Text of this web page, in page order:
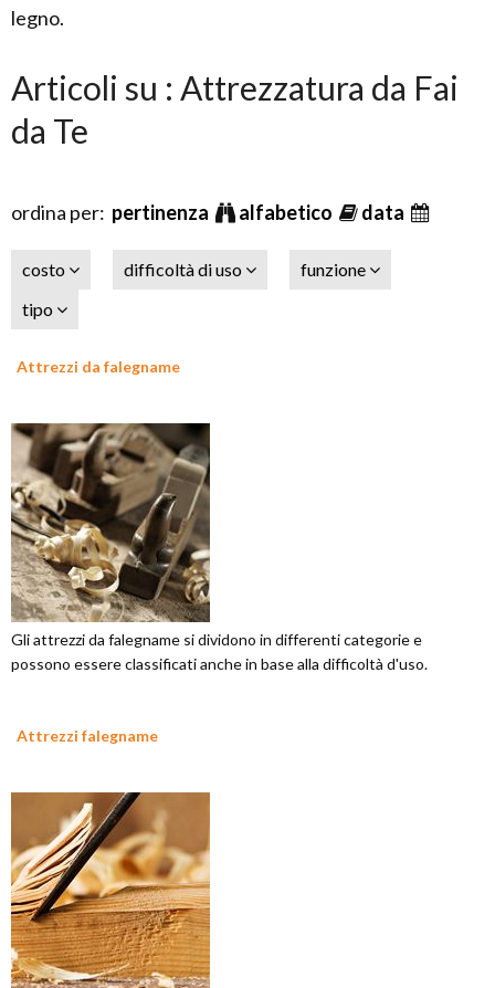
legno.
Articoli su : Attrezzatura da Fai
da Te
ordina per: pertinenza alfabetico data
costo difficoltà di uso
funzione
tipo
Attrezzi da falegname
Gli attrezzi da falegname si dividono in differenti categorie e
possono essere classificati anche in base alla difficoltà d'uso.
Attrezzi falegname